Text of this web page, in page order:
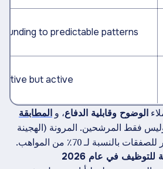
to predictable patterns
but active
الوضوح وقابلية الدفاع، و المطابقة
فقط المرشحين. المرونة (الهجينة
لـ 70٪ من المواهب.
في عام 2026